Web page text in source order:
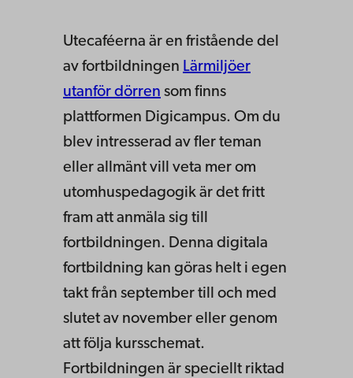
Utecaféerna är en fristående del
av fortbildningen Lärmiljöer
utanför dörren som finns
plattformen Digicampus. Om du
blev intresserad av fler teman
eller allmänt vill veta mer om
utomhuspedagogik är det fritt
fram att anmäla sig till
fortbildningen. Denna digitala
fortbildning kan göras helt i egen
takt från september till och med
slutet av november eller genom
att följa kursschemat.
Fortbildningen är speciellt riktad